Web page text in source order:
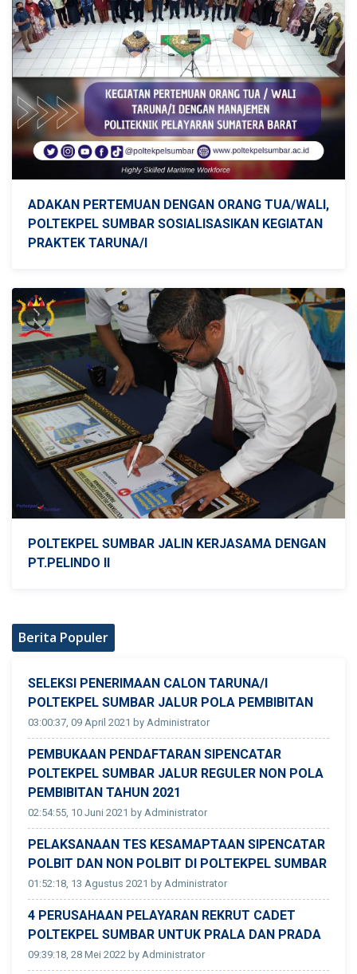
ADAKAN PERTEMUAN DENGAN ORANG TUA/WALI,
POLTEKPEL SUMBAR SOSIALISASIKAN KEGIATAN
PRAKTEK TARUNA/I
POLTEKPEL SUMBAR JALIN KERJASAMA DENGAN
PT.PELINDO II
Berita Populer
SELEKSI PENERIMAAN CALON TARUNA/I
POLTEKPEL SUMBAR JALUR POLA PEMBIBITAN
03:00:37, 09 April 2021 by Administrator
PEMBUKAAN PENDAFTARAN SIPENCATAR
POLTEKPEL SUMBAR JALUR REGULER NON POLA
PEMBIBITAN TAHUN 2021
02:54:55, 10 Juni 2021 by Administrator
PELAKSANAAN TES KESAMAPTAAN SIPENCATAR
POLBIT DAN NON POLBIT DI POLTEKPEL SUMBAR
01:52:18, 13 Agustus 2021 by Administrator
4 PERUSAHAAN PELAYARAN REKRUT CADET
POLTEKPEL SUMBAR UNTUK PRALA DAN PRADA
09:39:18, 28 Mei 2022 by Administrator